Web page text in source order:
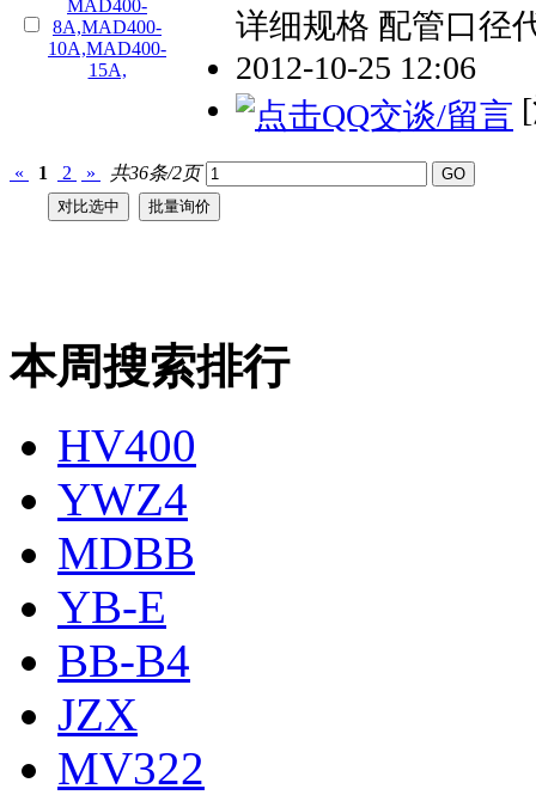
详细规格 配管口径
2012-10-25 12:06
« 1 2 » 共36条/2页
本周搜索排行
HV400
YWZ4
MDBB
YB-E
BB-B4
JZX
MV322